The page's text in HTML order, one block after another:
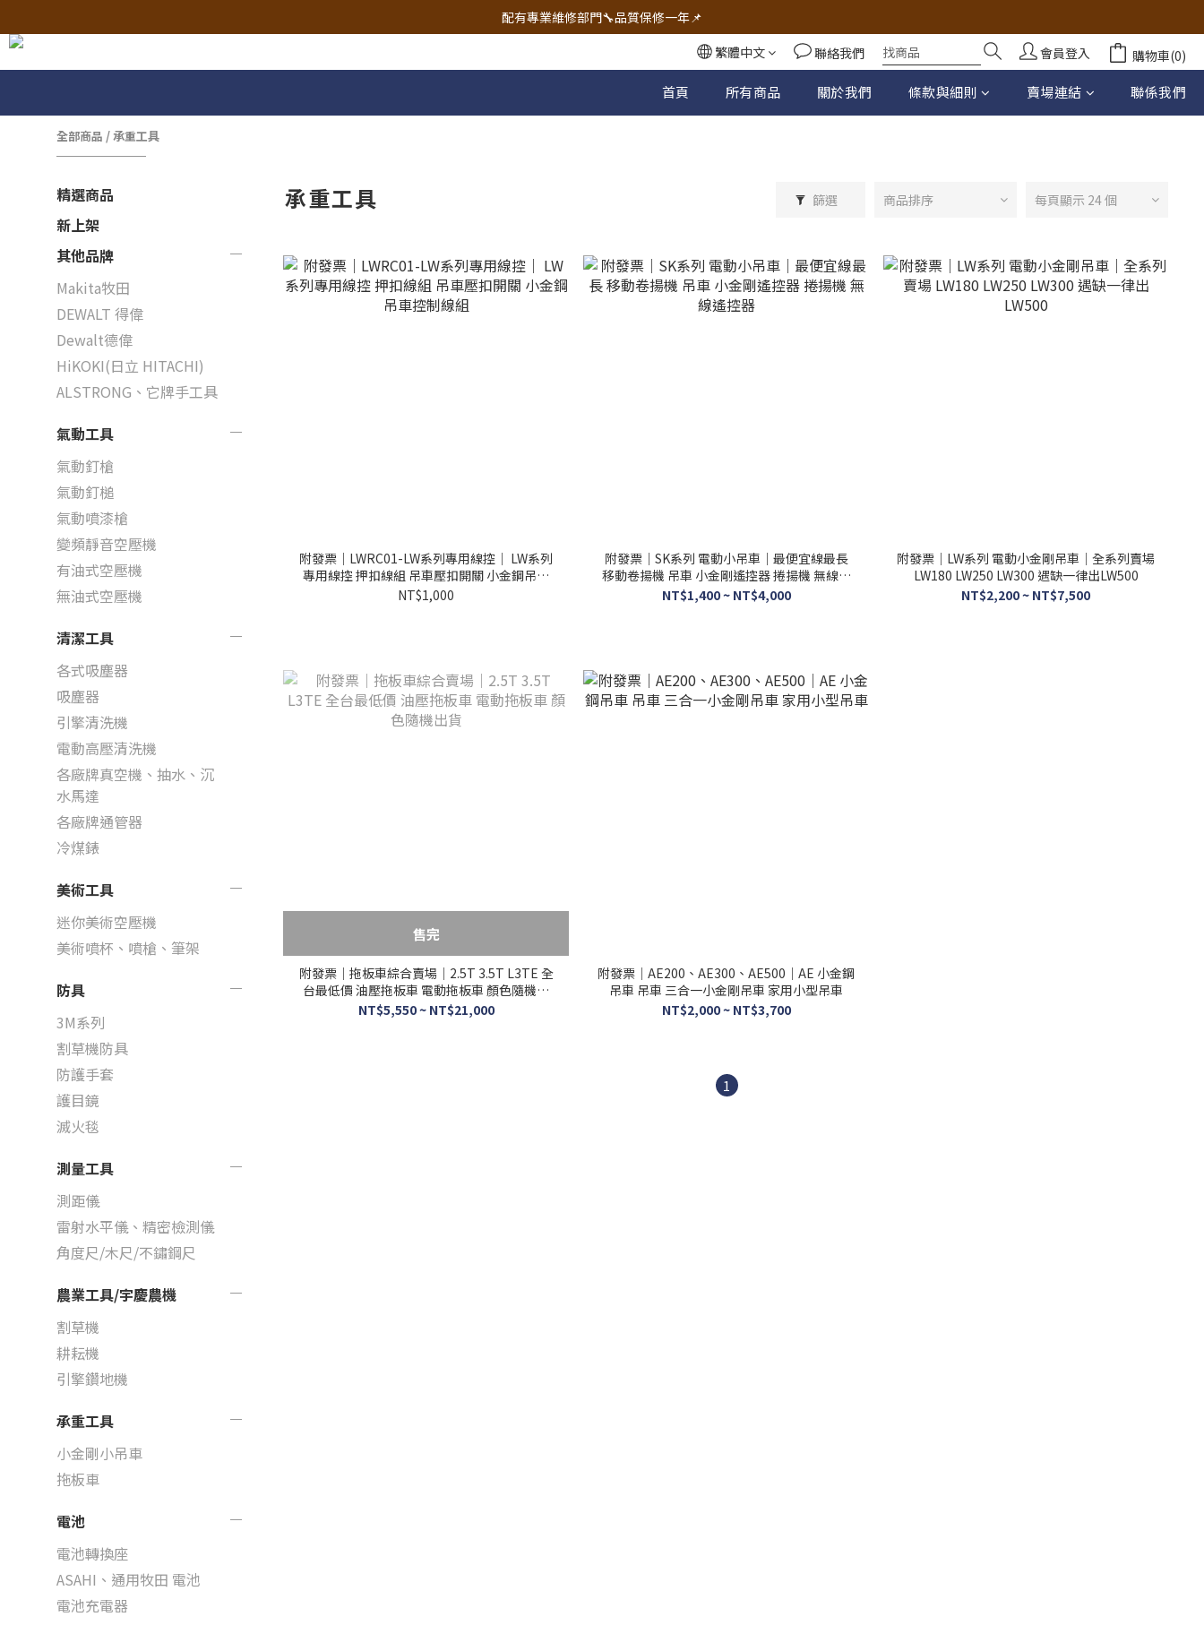
🔧電動工具&五金唯一首選 宇慶五金網拍🔧
配有專業維修部門🔧品質保修一年📌
🔧電動工具&五金唯一首選 宇慶五金網拍🔧繁體中文 聯絡我們 會員登入 購物車(0)
首頁 所有商品 關於我們 條款與細則 賣場連結 聯係我們
全部商品 /承重工具
精選商品
新上架
其他品牌
Makita牧田
DEWALT 得偉
Dewalt德偉
HiKOKI(日立 HITACHI)
ALSTRONG、它牌手工具
氣動工具
氣動釘槍
氣動釘槌
氣動噴漆槍
變頻靜音空壓機
有油式空壓機
無油式空壓機
清潔工具
各式吸塵器
吸塵器
引擎清洗機
電動高壓清洗機
各廠牌真空機、抽水、沉
水馬達
各廠牌通管器
冷煤錶
美術工具
迷你美術空壓機
美術噴杯、噴槍、筆架
防具
3M系列
割草機防具
防護手套
護目鏡
滅火毯
測量工具
測距儀
雷射水平儀、精密檢測儀
角度尺/木尺/不鏽鋼尺
農業工具/宇慶農機
割草機
耕耘機
引擎鑽地機
承重工具
小金剛小吊車
拖板車
電池
電池轉換座
ASAHI、通用牧田 電池
電池充電器
承重工具 篩選 商品排序 每頁顯示 24 個
附發票｜LWRC01-LW系列專用線控｜ LW系列
專用線控 押扣線組 吊車壓扣開關 小金鋼吊車
控制線組
NT$1,000
附發票｜SK系列 電動小吊車｜最便宜線最長
移動卷揚機 吊車 小金剛遙控器 捲揚機 無線遙
控器
NT$1,400 ~ NT$4,000
附發票｜LW系列 電動小金剛吊車｜全系列賣場
LW180 LW250 LW300 遇缺一律出LW500
NT$2,200 ~ NT$7,500
售完
附發票｜拖板車綜合賣場｜2.5T 3.5T L3TE 全
台最低價 油壓拖板車 電動拖板車 顏色隨機出
貨
NT$5,550 ~ NT$21,000
附發票｜AE200、AE300、AE500｜AE 小金鋼
吊車 吊車 三合一小金剛吊車 家用小型吊車
NT$2,000 ~ NT$3,700
1